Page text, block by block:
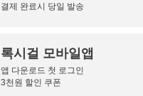
결제 완료시 당일 발송
록시걸 모바일앱
앱 다운로드 첫 로그인
3천원 할인 쿠폰